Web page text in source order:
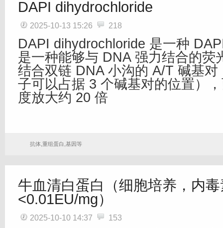
DAPI dihydrochloride
2025-10-13 15:26 218
DAPI dihydrochloride 是一种
是一种能够与 DNA 强力结合的荧
结合双链 DNA 小沟的 A/T 碱基
子可以占据 3 个碱基对的位置）
度放大约 20 倍
抗体,重组蛋白,基因等
牛血清白蛋白（细胞培养，内
<0.01EU/mg）
2025-10-10 14:37 153